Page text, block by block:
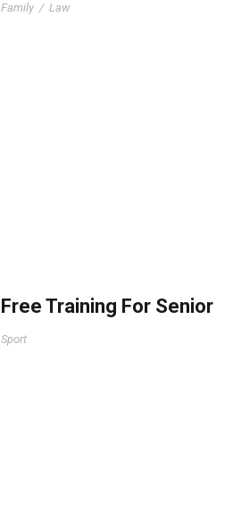
Family / Law
Free Training For Senior
Sport